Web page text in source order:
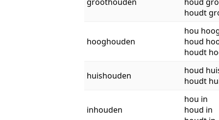
houdt
hooghouden
hou
houd
houdt
huishouden
houd
houdt
inhouden
hou in
houd in